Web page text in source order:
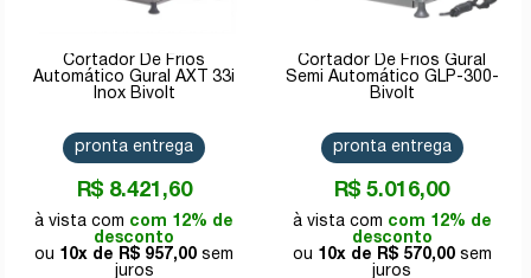
Cortador De Frios
Automático Gural AXT 33i
Inox Bivolt
R$ 8.421,60
com 12% de
desconto
10x de
R$ 957,00
pronta entrega
Cortador De Frios Gural
Semi Automático GLP-300-
Bivolt
R$ 5.016,00
com 12% de
desconto
10x de
R$ 570,00
pronta entrega